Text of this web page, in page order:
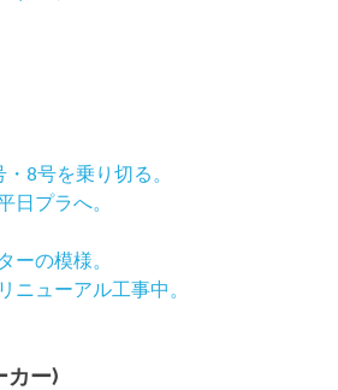
8号を乗り切る。
日プラへ。
ーの模様。
ニューアル工事中。
カー)